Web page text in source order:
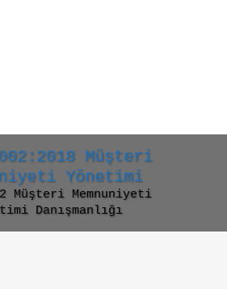
Müşteri
Yönetimi
Müşteri Memnuniyeti
Danışmanlığı